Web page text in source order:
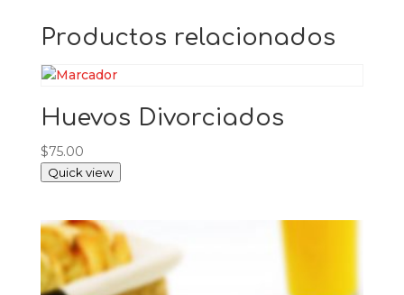
Productos relacionados
Huevos Divorciados
$75.00
Quick view